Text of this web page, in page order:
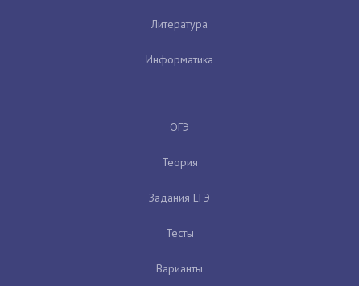
Литература
Информатика
ОГЭ
Теория
Задания ЕГЭ
Тесты
Варианты